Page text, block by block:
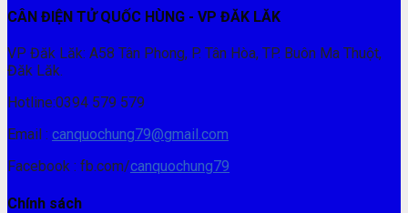
CÂN ĐIỆN TỬ QUỐC HÙNG - VP ĐĂK LĂK
VP Đăk Lăk: A58 Tân Phong, P. Tân Hòa, TP. Buôn Ma Thuột,
Đăk Lăk.
Hotline:0394 579 579
Email : canquochung79@gmail.com
Facebook : fb.com/canquochung79
Chính sách